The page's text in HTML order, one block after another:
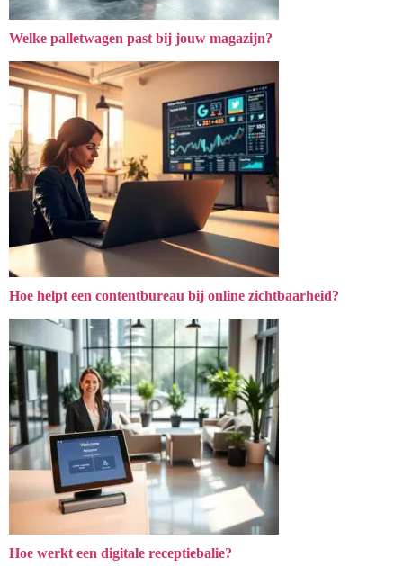
Welke palletwagen past bij jouw magazijn?
Hoe helpt een contentbureau bij online zichtbaarheid?
Hoe werkt een digitale receptiebalie?